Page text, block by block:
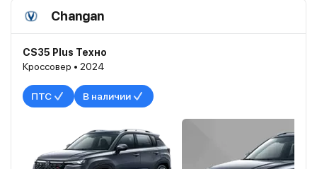
Changan
CS35 Plus Техно
Кроссовер • 2024
ПТС В наличии